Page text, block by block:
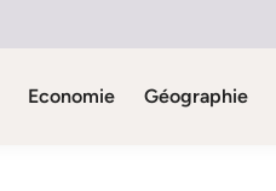
Economie Géographie